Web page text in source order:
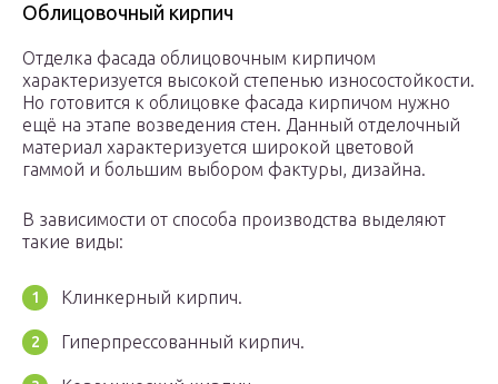
Облицовочный кирпич
Отделка фасада облицовочным кирпичом
характеризуется высокой степенью износостойкости.
Но готовится к облицовке фасада кирпичом нужно
ещё на этапе возведения стен. Данный отделочный
материал характеризуется широкой цветовой
гаммой и большим выбором фактуры, дизайна.
В зависимости от способа производства выделяют
такие виды:
Клинкерный кирпич.
Гиперпрессованный кирпич.